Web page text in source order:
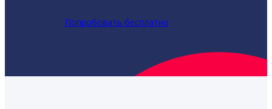
Попробовать бесплатно